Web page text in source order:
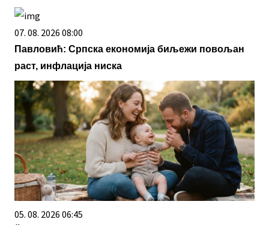
07. 08. 2026 08:00
Павловић: Српска економија биљежи повољан
раст, инфлација ниска
05. 08. 2026 06:45